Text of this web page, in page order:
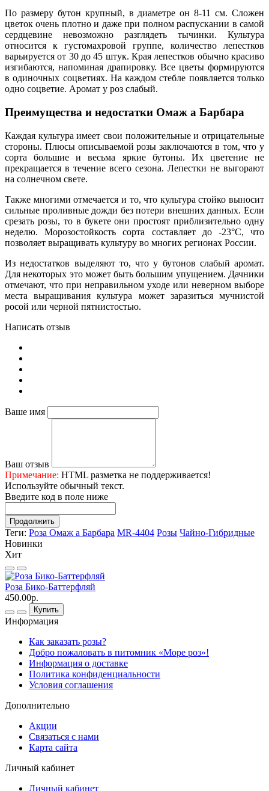
По размеру бутон крупный, в диаметре он 8-11 см. Сложен
цветок очень плотно и даже при полном распускании в самой
сердцевине невозможно разглядеть тычинки. Культура
относится к густомахровой группе, количество лепестков
варьируется от 30 до 45 штук. Края лепестков обычно красиво
изгибаются, напоминая драпировку. Все цветы формируются
в одиночных соцветиях. На каждом стебле появляется только
одно соцветие. Аромат у роз слабый.
Преимущества и недостатки Омаж а Барбара
Каждая культура имеет свои положительные и отрицательные
стороны. Плюсы описываемой розы заключаются в том, что у
сорта большие и весьма яркие бутоны. Их цветение не
прекращается в течение всего сезона. Лепестки не выгорают
на солнечном свете.
Также многими отмечается и то, что культура стойко выносит
сильные проливные дожди без потери внешних данных. Если
срезать розы, то в букете они простоят приблизительно одну
неделю. Морозостойкость сорта составляет до -23°С, что
позволяет выращивать культуру во многих регионах России.
Из недостатков выделяют то, что у бутонов слабый аромат.
Для некоторых это может быть большим упущением. Дачники
отмечают, что при неправильном уходе или неверном выборе
места выращивания культура может заразиться мучнистой
росой или черной пятнистостью.
Написать отзыв
Ваше имя
Ваш отзыв
Примечание: HTML разметка не поддерживается!
Используйте обычный текст.
Введите код в поле ниже
Продолжить
Теги: Роза Омаж а Барбара MR-4404 Розы Чайно-Гибридные
Новинки
Хит
Роза Бико-Баттерфляй
450.00р.
Купить
Информация
Как заказать розы?
Добро пожаловать в питомник «Море роз»!
Информация о доставке
Политика конфиденциальности
Условия соглашения
Дополнительно
Акции
Связаться с нами
Карта сайта
Личный кабинет
Личный кабинет